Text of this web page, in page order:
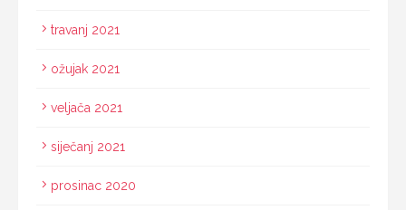
travanj 2021
ožujak 2021
veljača 2021
siječanj 2021
prosinac 2020